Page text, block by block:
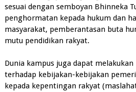
sesuai dengan semboyan Bhinneka
penghormatan kepada hukum dan
masyarakat, pemberantasan buta
mutu pendidikan rakyat.
Dunia kampus juga dapat
terhadap kebijakan-kebijakan
kepada kepentingan rakyat